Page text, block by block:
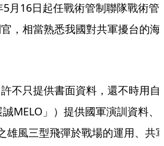
月16日起任戰術管制聯隊戰術管
，相當熟悉我國對共軍擾台的海
不只提供書面資料，還不時用自
MELO」）提供國軍演訓資料、
雄風三型飛彈於戰場的運用、共